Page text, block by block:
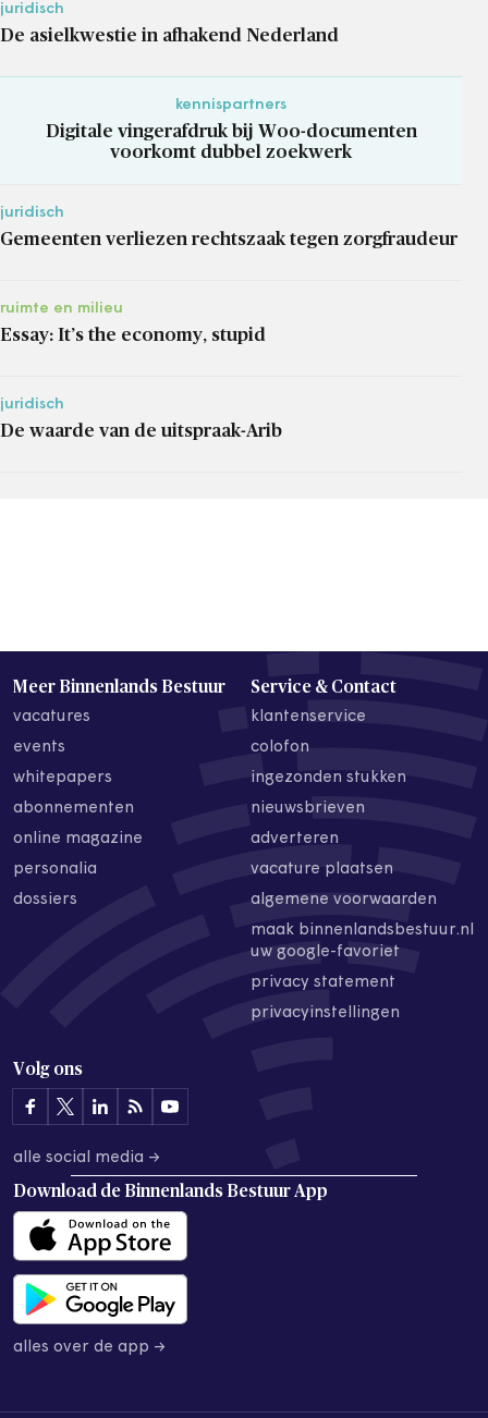
juridisch
De asielkwestie in afhakend Nederland
kennispartners
Digitale vingerafdruk bij Woo-documenten
voorkomt dubbel zoekwerk
juridisch
Gemeenten verliezen rechtszaak tegen zorgfraudeur
ruimte en milieu
Essay: It’s the economy, stupid
juridisch
De waarde van de uitspraak-Arib
Meer Binnenlands Bestuur
vacatures
events
whitepapers
abonnementen
online magazine
personalia
dossiers
Service & Contact
klantenservice
colofon
ingezonden stukken
nieuwsbrieven
adverteren
vacature plaatsen
algemene voorwaarden
maak binnenlandsbestuur.nl
uw google-favoriet
privacy statement
privacyinstellingen
Volg ons
alle social media →
Download de Binnenlands Bestuur App
alles over de app →